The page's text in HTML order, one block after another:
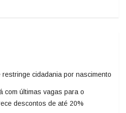
cidadania por nascimento
com últimas vagas para o
descontos de até 20%